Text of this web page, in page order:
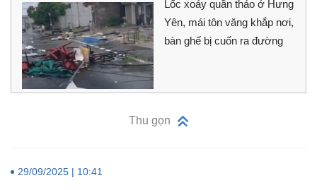
Lốc xoáy quần thảo ở Hưng
Yên, mái tôn văng khắp nơi,
bàn ghế bị cuốn ra đường
Thu gọn
29/09/2025 | 10:41